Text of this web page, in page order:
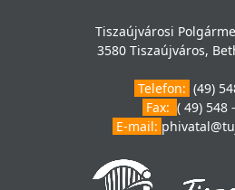
Tiszaújvárosi
3580 Tiszaújváros,
Telefon: (49)
Fax: ( 49) 548
E-mail: